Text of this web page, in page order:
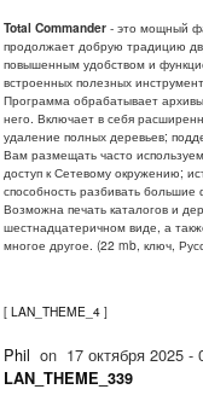
Total Commander - это мощный
продолжает добрую традицию
повышенным удобством и
встроенных полезных
Программа обрабатывает
него. Включает в себя
удаление полных деревьев;
Вам размещать часто
доступ к Сетевому окружению;
способность разбивать
Возможна печать каталогов и
шестнадцатеричном виде, а
многое другое. (22 mb, ключ,
[ LAN_THEME_4 ]
Phil on 17 октября 2025 -
LAN_THEME_339